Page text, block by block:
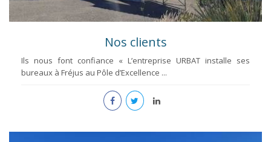
Nos clients
Ils nous font confiance « L’entreprise URBAT installe ses
bureaux à Fréjus au Pôle d’Excellence ...